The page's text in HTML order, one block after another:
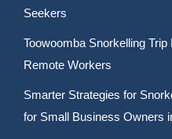
Seekers
Toowoomba Snorkelling
Remote Workers
Smarter Strategies for
for Small Business Owners